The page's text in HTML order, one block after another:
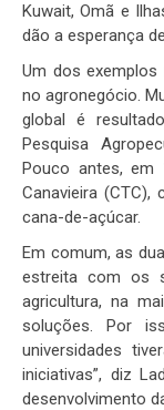
Kuwait, Omã e
dão a esperança
Um dos
no agronegócio.
global é
Pesquisa
Pouco antes, em
Canavieira
cana-de-açúcar.
Em comum, as
estreita com os
agricultura, na
soluções. Por
universidades
iniciativas”, diz
desenvolvimento